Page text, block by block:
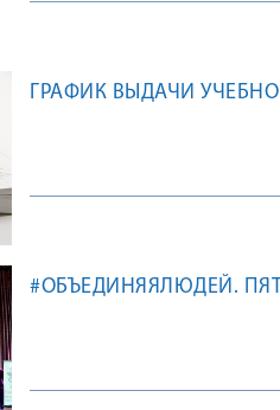
ГРАФИК ВЫДАЧИ УЧЕБНОЙ
#ОБЪЕДИНЯЯЛЮДЕЙ.